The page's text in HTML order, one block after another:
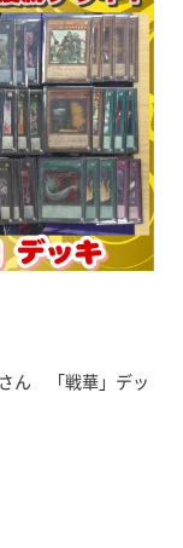
ん 「戦華」デッ